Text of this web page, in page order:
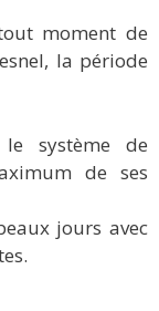
moment de
la période
le système de
de ses
jours avec